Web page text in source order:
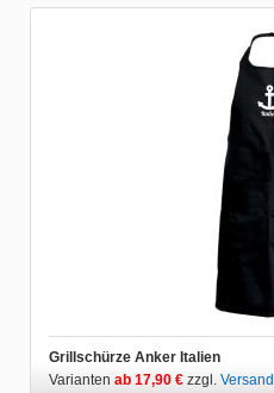
Grillschürze Anker Italien
Varianten ab 17,90 € zzgl. Versand